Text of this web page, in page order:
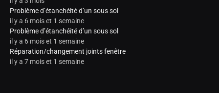
Problème d’étanchéité d’un sous sol
il y a 6 mois et 1 semaine
Problème d’étanchéité d’un sous sol
il y a 6 mois et 1 semaine
Réparation/changement joints fenêtre
il y a 7 mois et 1 semaine